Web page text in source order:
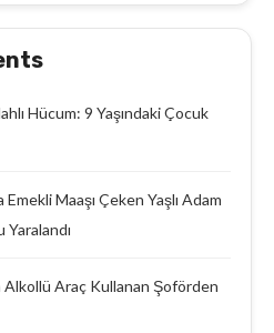
Hücum: 9 Yaşındaki Çocuk
Emekli Maaşı Çeken Yaşlı Adam
Yaralandı
Alkollü Araç Kullanan Şoförden